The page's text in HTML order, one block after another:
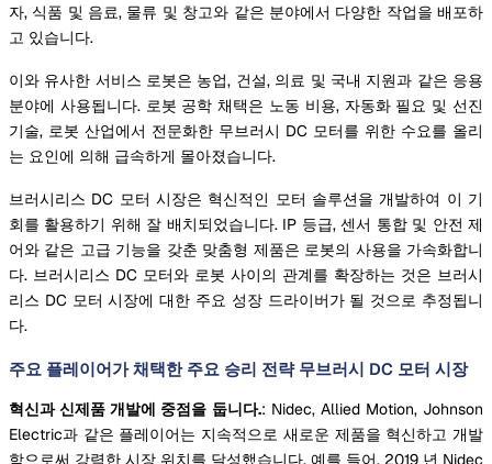
자, 식품 및 음료, 물류 및 창고와 같은 분야에서 다양한 작업을 배포하
고 있습니다.
이와 유사한 서비스 로봇은 농업, 건설, 의료 및 국내 지원과 같은 응용
분야에 사용됩니다. 로봇 공학 채택은 노동 비용, 자동화 필요 및 선진
기술, 로봇 산업에서 전문화한 무브러시 DC 모터를 위한 수요를 올리
는 요인에 의해 급속하게 몰아졌습니다.
브러시리스 DC 모터 시장은 혁신적인 모터 솔루션을 개발하여 이 기
회를 활용하기 위해 잘 배치되었습니다. IP 등급, 센서 통합 및 안전 제
어와 같은 고급 기능을 갖춘 맞춤형 제품은 로봇의 사용을 가속화합니
다. 브러시리스 DC 모터와 로봇 사이의 관계를 확장하는 것은 브러시
리스 DC 모터 시장에 대한 주요 성장 드라이버가 될 것으로 추정됩니
다.
주요 플레이어가 채택한 주요 승리 전략 무브러시 DC 모터 시장
혁신과 신제품 개발에 중점을 둡니다.: Nidec, Allied Motion, Johnson
Electric과 같은 플레이어는 지속적으로 새로운 제품을 혁신하고 개발
함으로써 강력한 시장 위치를 달성했습니다. 예를 들어, 2019 년 Nidec